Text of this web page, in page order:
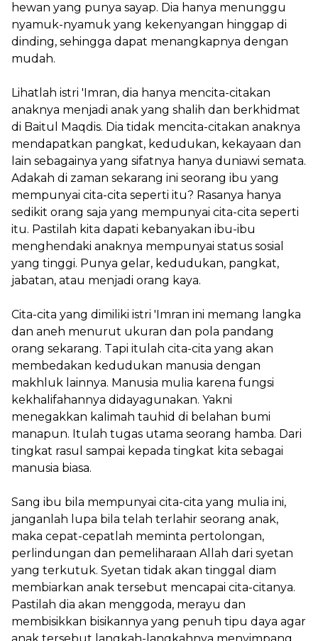
hewan yang punya sayap. Dia hanya menunggu
nyamuk-nyamuk yang kekenyangan hinggap di
dinding, sehingga dapat menangkapnya dengan
mudah.
Lihatlah istri 'Imran, dia hanya mencita-citakan
anaknya menjadi anak yang shalih dan berkhidmat
di Baitul Maqdis. Dia tidak mencita-citakan anaknya
mendapatkan pangkat, kedudukan, kekayaan dan
lain sebagainya yang sifatnya hanya duniawi semata.
Adakah di zaman sekarang ini seorang ibu yang
mempunyai cita-cita seperti itu? Rasanya hanya
sedikit orang saja yang mempunyai cita-cita seperti
itu. Pastilah kita dapati kebanyakan ibu-ibu
menghendaki anaknya mempunyai status sosial
yang tinggi. Punya gelar, kedudukan, pangkat,
jabatan, atau menjadi orang kaya.
Cita-cita yang dimiliki istri 'Imran ini memang langka
dan aneh menurut ukuran dan pola pandang
orang sekarang. Tapi itulah cita-cita yang akan
membedakan kedudukan manusia dengan
makhluk lainnya. Manusia mulia karena fungsi
kekhalifahannya didayagunakan. Yakni
menegakkan kalimah tauhid di belahan bumi
manapun. Itulah tugas utama seorang hamba. Dari
tingkat rasul sampai kepada tingkat kita sebagai
manusia biasa.
Sang ibu bila mempunyai cita-cita yang mulia ini,
janganlah lupa bila telah terlahir seorang anak,
maka cepat-cepatlah meminta pertolongan,
perlindungan dan pemeliharaan Allah dari syetan
yang terkutuk. Syetan tidak akan tinggal diam
membiarkan anak tersebut mencapai cita-citanya.
Pastilah dia akan menggoda, merayu dan
membisikkan bisikannya yang penuh tipu daya agar